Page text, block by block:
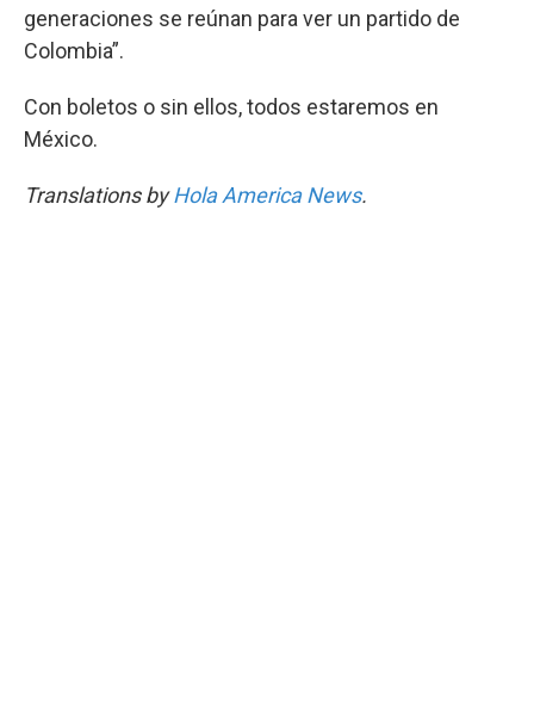
generaciones se reúnan para ver un partido de
Colombia”.
Con boletos o sin ellos, todos estaremos en
México.
Translations byHola America News.